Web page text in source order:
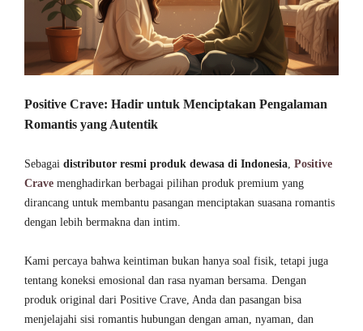
Positive Crave: Hadir untuk Menciptakan Pengalaman
Romantis yang Autentik
Sebagai distributor resmi produk dewasa di Indonesia Positive
Crave menghadirkan berbagai pilihan produk premium yang
dirancang untuk membantu pasangan menciptakan suasana romantis
dengan lebih bermakna dan intim.
Kami percaya bahwa keintiman bukan hanya soal fisik, tetapi juga
tentang koneksi emosional dan rasa nyaman bersama. Dengan
produk original dari Positive Crave, Anda dan pasangan bisa
menjelajahi sisi romantis hubungan dengan aman, nyaman, dan